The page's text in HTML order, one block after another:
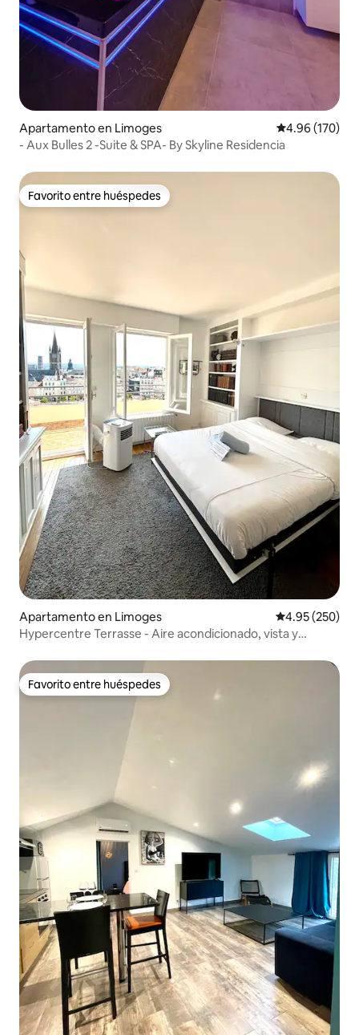
Apartamento en Limoges Calificación
4.96 (170)
- Aux Bulles 2 -Suite & SPA- By Skyline Residencia
Favorito entre huéspedes
Favorito entre huéspedes
Apartamento en Limoges Calificación
4.95 (250)
Hypercentre Terrasse - Aire acondicionado, vista y
Favorito entre huéspedes
Favorito entre huéspedes